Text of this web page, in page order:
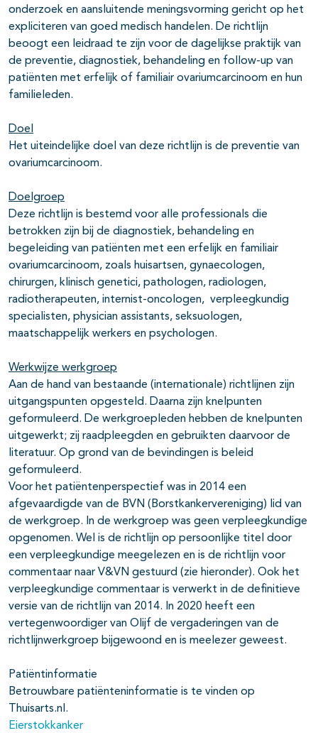
onderzoek en aansluitende meningsvorming gericht op het
expliciteren van goed medisch handelen. De richtlijn
beoogt een leidraad te zijn voor de dagelijkse praktijk van
de preventie, diagnostiek, behandeling en follow-up van
patiënten met erfelijk of familiair ovariumcarcinoom en hun
familieleden.
Doel
Het uiteindelijke doel van deze richtlijn is de preventie van
ovariumcarcinoom.
Doelgroep
Deze richtlijn is bestemd voor alle professionals die
betrokken zijn bij de diagnostiek, behandeling en
begeleiding van patiënten met een erfelijk en familiair
ovariumcarcinoom, zoals huisartsen, gynaecologen,
chirurgen, klinisch genetici, pathologen, radiologen,
radiotherapeuten, internist-oncologen, verpleegkundig
specialisten, physician assistants, seksuologen,
maatschappelijk werkers en psychologen.
Werkwijze werkgroep
Aan de hand van bestaande (internationale) richtlijnen zijn
uitgangspunten opgesteld. Daarna zijn knelpunten
geformuleerd. De werkgroepleden hebben de knelpunten
uitgewerkt; zij raadpleegden en gebruikten daarvoor de
literatuur. Op grond van de bevindingen is beleid
geformuleerd.
Voor het patiëntenperspectief was in 2014 een
afgevaardigde van de BVN (Borstkankervereniging) lid van
de werkgroep. In de werkgroep was geen verpleegkundige
opgenomen. Wel is de richtlijn op persoonlijke titel door
een verpleegkundige meegelezen en is de richtlijn voor
commentaar naar V&VN gestuurd (zie hieronder). Ook het
verpleegkundige commentaar is verwerkt in de definitieve
versie van de richtlijn van 2014. In 2020 heeft een
vertegenwoordiger van Olijf de vergaderingen van de
richtlijnwerkgroep bijgewoond en is meelezer geweest.
Patiëntinformatie
Betrouwbare patiënteninformatie is te vinden op
Thuisarts.nl.
Eierstokkanker